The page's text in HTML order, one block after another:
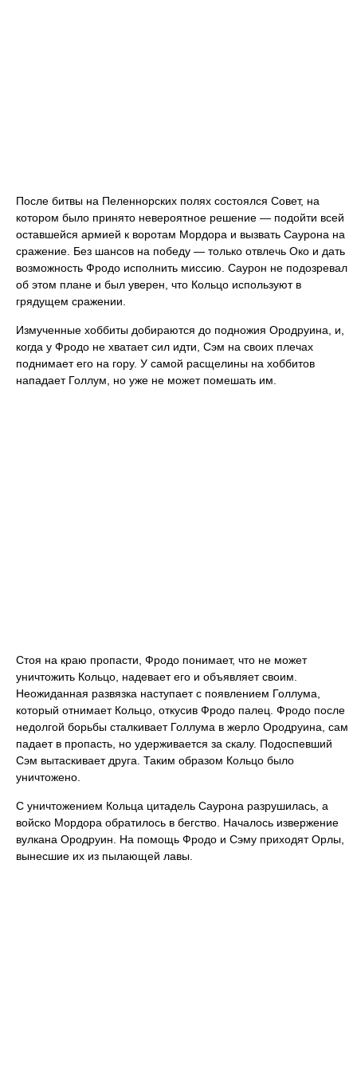
После битвы на Пеленнорских полях состоялся Совет, на
котором было принято невероятное решение — подойти всей
оставшейся армией к воротам Мордора и вызвать Саурона на
сражение. Без шансов на победу — только отвлечь Око и дать
возможность Фродо исполнить миссию. Саурон не подозревал
об этом плане и был уверен, что Кольцо используют в
грядущем сражении.
Измученные хоббиты добираются до подножия Ородруина, и,
когда у Фродо не хватает сил идти, Сэм на своих плечах
поднимает его на гору. У самой расщелины на хоббитов
нападает Голлум, но уже не может помешать им.
Стоя на краю пропасти, Фродо понимает, что не может
уничтожить Кольцо, надевает его и объявляет своим.
Неожиданная развязка наступает с появлением Голлума,
который отнимает Кольцо, откусив Фродо палец. Фродо после
недолгой борьбы сталкивает Голлума в жерло Ородруина, сам
падает в пропасть, но удерживается за скалу. Подоспевший
Сэм вытаскивает друга. Таким образом Кольцо было
уничтожено.
С уничтожением Кольца цитадель Саурона разрушилась, а
войско Мордора обратилось в бегство. Началось извержение
вулкана Ородруин. На помощь Фродо и Сэму приходят Орлы,
вынесшие их из пылающей лавы.